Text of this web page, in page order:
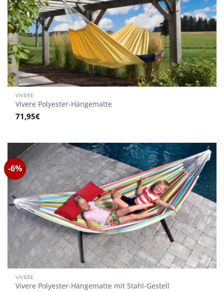
VIVERE
Vivere Polyester-Hängematte
71,95€
-6%
VIVERE
Vivere Polyester-Hängematte mit Stahl-Gestell